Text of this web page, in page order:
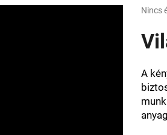
A
átlagos
ből
0,0
csillag.
Nincs
A